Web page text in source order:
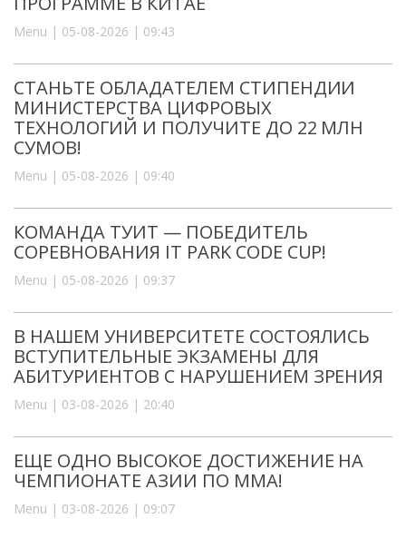
Menu | 05-08-2026 | 09:43
СТАНЬТЕ ОБЛАДАТЕЛЕМ СТИПЕНДИИ
МИНИСТЕРСТВА ЦИФРОВЫХ
ТЕХНОЛОГИЙ И ПОЛУЧИТЕ ДО 22 МЛН
СУМОВ!
Menu | 05-08-2026 | 09:40
КОМАНДА ТУИТ — ПОБЕДИТЕЛЬ
СОРЕВНОВАНИЯ IT PARK CODE CUP!
Menu | 05-08-2026 | 09:37
В НАШЕМ УНИВЕРСИТЕТЕ СОСТОЯЛИСЬ
ВСТУПИТЕЛЬНЫЕ ЭКЗАМЕНЫ ДЛЯ
АБИТУРИЕНТОВ С НАРУШЕНИЕМ ЗРЕНИЯ
Menu | 03-08-2026 | 20:40
ЕЩЕ ОДНО ВЫСОКОЕ ДОСТИЖЕНИЕ НА
ЧЕМПИОНАТЕ АЗИИ ПО ММА!
Menu | 03-08-2026 | 09:07